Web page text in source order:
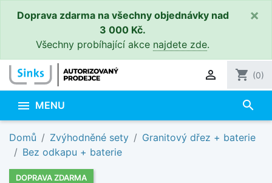
Doprava zdarma na všechny objednávky nad
3 000 Kč.
Všechny probíhající akce najdete zde.
×
 shopping_cart (0)
 MENU search
Domů Zvýhodněné sety
Granitový dřez + baterie
Bez odkapu + baterie
DOPRAVA ZDARMA